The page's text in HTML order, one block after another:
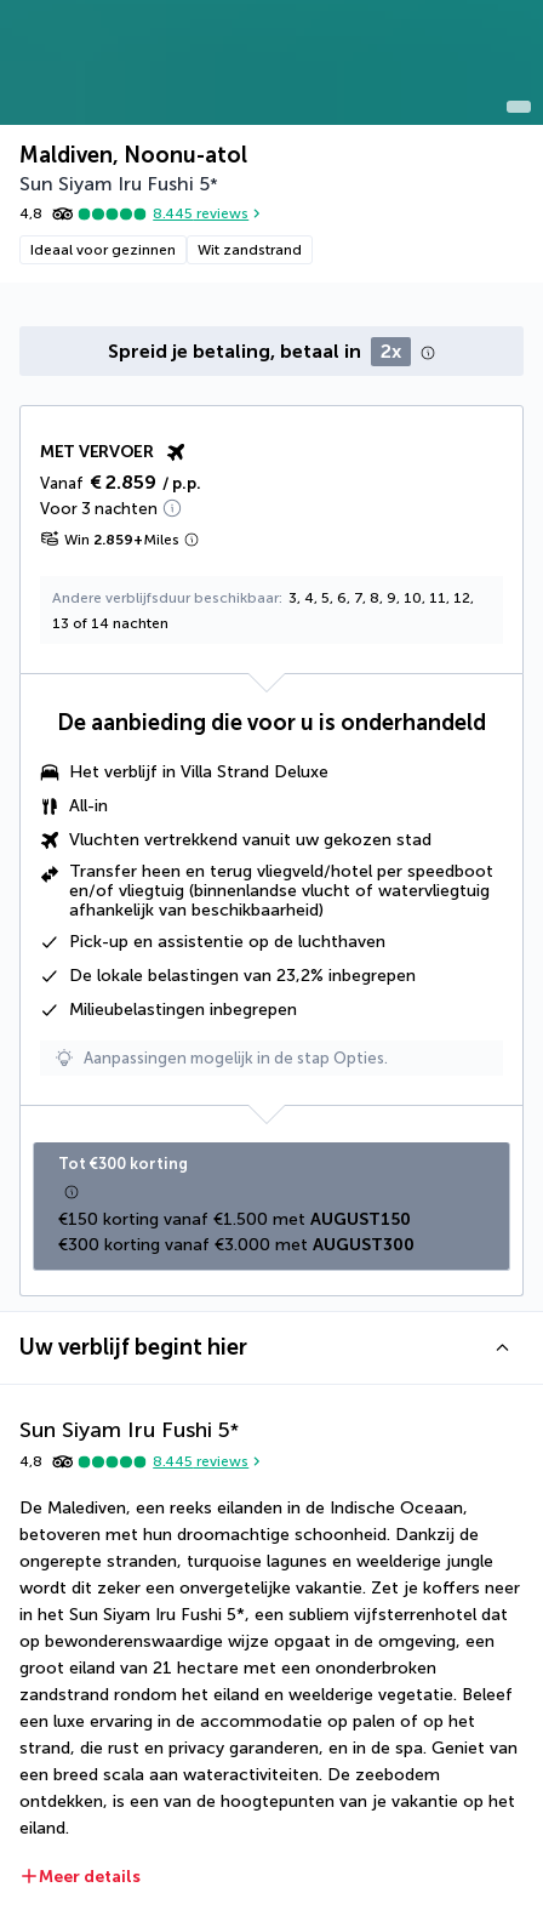
Maldiven, Noonu-atol
Sun Siyam Iru Fushi 5*
4,8 8.445 reviews
Ideaal voor gezinnen Wit zandstrand
Spreid je betaling, betaal in 2x
MET VERVOER
Vanaf € 2.859 / p.p.
Voor 3 nachten
Win 2.859+Miles
Andere verblijfsduur beschikbaar 3, 4, 5, 6, 7, 8, 9, 10, 11, 12,
13 of 14 nachten
De aanbieding die voor u is onderhandeld
Het verblijf in Villa Strand Deluxe
All-in
Vluchten vertrekkend vanuit uw gekozen stad
Transfer heen en terug vliegveld/hotel per speedboot
en/of vliegtuig (binnenlandse vlucht of watervliegtuig
afhankelijk van beschikbaarheid)
Pick-up en assistentie op de luchthaven
De lokale belastingen van 23,2% inbegrepen
Milieubelastingen inbegrepen
Aanpassingen mogelijk in de stap Opties.
Tot €300 korting
€150 korting vanaf €1.500 met AUGUST150
€300 korting vanaf €3.000 met AUGUST300
Uw verblijf begint hier
Sun Siyam Iru Fushi 5*
4,8 8.445 reviews
De Malediven, een reeks eilanden in de Indische Oceaan,
betoveren met hun droomachtige schoonheid. Dankzij de
ongerepte stranden, turquoise lagunes en weelderige jungle
wordt dit zeker een onvergetelijke vakantie. Zet je koffers neer
in het Sun Siyam Iru Fushi 5*, een subliem vijfsterrenhotel dat
op bewonderenswaardige wijze opgaat in de omgeving, een
groot eiland van 21 hectare met een ononderbroken
zandstrand rondom het eiland en weelderige vegetatie. Beleef
een luxe ervaring in de accommodatie op palen of op het
strand, die rust en privacy garanderen, en in de spa. Geniet van
een breed scala aan wateractiviteiten. De zeebodem
ontdekken, is een van de hoogtepunten van je vakantie op het
eiland.
Meer details